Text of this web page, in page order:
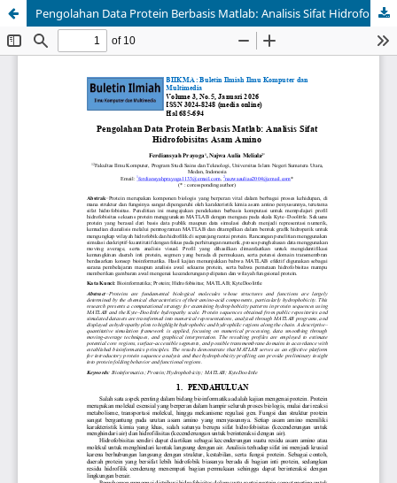
Pengolahan Data Protein Berbasis Matlab: Analisis Sifat Hidrofobisitas Asam Amino